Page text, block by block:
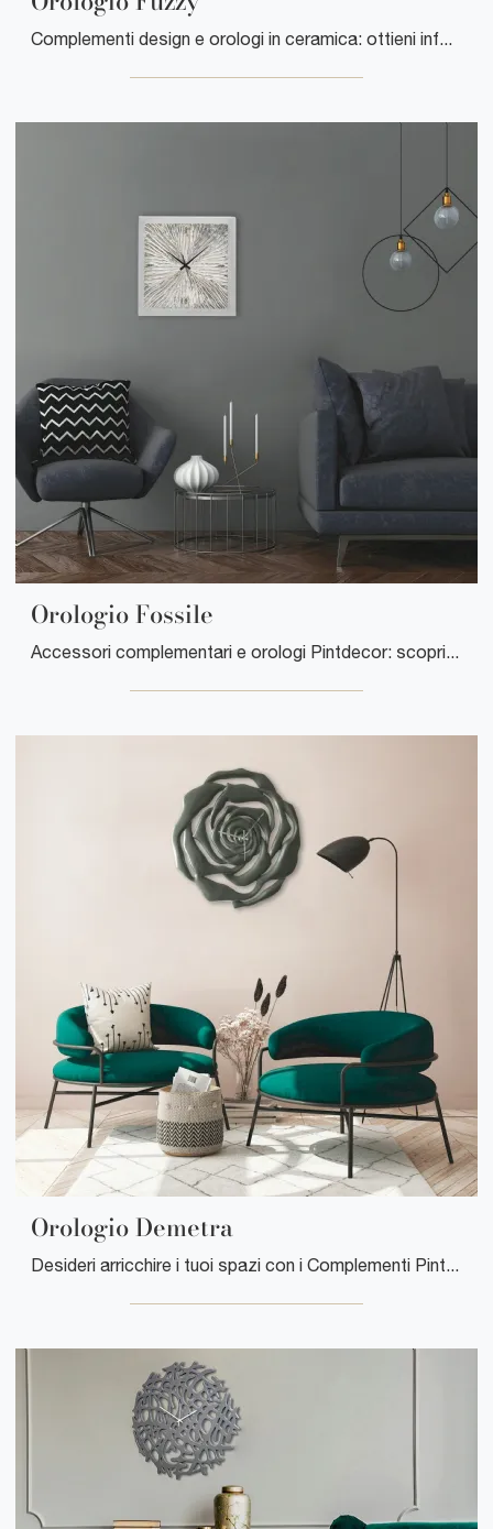
Complementi design e orologi in ceramica: ottieni informazioni sul modello Orologio Fuzzy di Pintdecor e potrai valorizzare i tuoi spazi.
Orologio Fossile
Accessori complementari e orologi Pintdecor: scopri come arricchire i tuoi locali moderni con il modello Orologio Fossile.
Orologio Demetra
Desideri arricchire i tuoi spazi con i Complementi Pintdecor? Eccoti vari modelli di orologi in ceramica come Orologio Demetra.